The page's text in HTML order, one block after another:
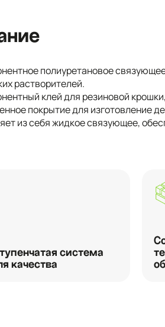
полиуретановое
растворителей.
клей для резиновой
покрытие для изготовление
из себя жидкое связующее,
система
качества